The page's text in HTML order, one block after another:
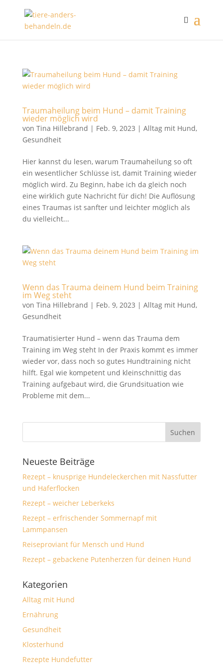
Traumaheilung beim Hund – damit Training
wieder möglich wird
von Tina Hillebrand | Feb. 9, 2023 | Alltag mit Hund,
Gesundheit
Hier kannst du lesen, warum Traumaheilung so oft
ein wesentlicher Schlüsse ist, damit Training wieder
möglich wird. Zu Beginn, habe ich da gleich noch
eine wirklich gute Nachricht für dich! Die Auflösung
eines Traumas ist sanfter und leichter möglich als
du vielleicht...
Wenn das Trauma deinem Hund beim Training
im Weg steht
von Tina Hillebrand | Feb. 9, 2023 | Alltag mit Hund,
Gesundheit
Traumatisierter Hund – wenn das Trauma dem
Training im Weg steht In der Praxis kommt es immer
wieder vor, dass noch so gutes Hundtraining nicht
hilft. Egal wie kompetent und kleinschnittig das
Training aufgebaut wird, die Grundsituation wie
Probleme mit dem...
Neueste Beiträge
Rezept – knusprige Hundeleckerchen mit Nassfutter
und Haferflocken
Rezept – weicher Leberkeks
Rezept – erfrischender Sommernapf mit
Lammpansen
Reiseproviant für Mensch und Hund
Rezept – gebackene Putenherzen für deinen Hund
Kategorien
Alltag mit Hund
Ernährung
Gesundheit
Klosterhund
Rezepte Hundefutter